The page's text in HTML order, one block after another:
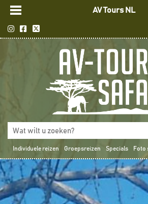
AV Tours NL
Individuele reizen Groepsreizen Specials Foto